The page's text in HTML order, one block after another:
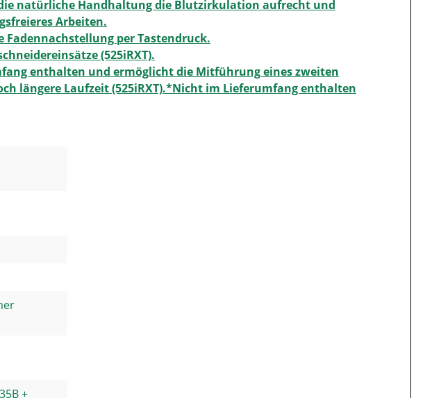
natürliche Handhaltung die Blutzirkulation aufrecht und
Arbeiten.
Fadennachstellung per Tastendruck.
(525iRXT).
enthalten und ermöglicht die Mitführung eines zweiten
längere Laufzeit (525iRXT).*Nicht im Lieferumfang enthalten
+